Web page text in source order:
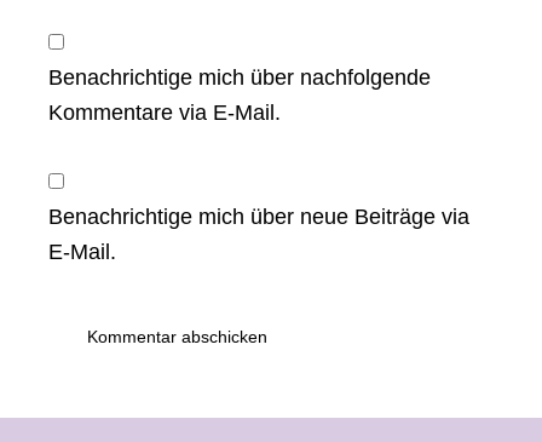
Benachrichtige mich über nachfolgende
Kommentare via E-Mail.
Benachrichtige mich über neue Beiträge via
E-Mail.